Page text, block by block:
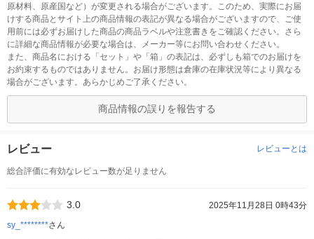
原材料、原産国など）が変更される場合がございます。このため、実際にお届
けする商品とサイト上の商品情報の表記が異なる場合がございますので、ご使
用前には必ずお届けした商品の商品ラベルや注意書きをご確認ください。さら
に詳細な商品情報が必要な場合は、メーカー等にお問い合わせください。
また、商品名における「セット」や「箱」の表記は、必ずしも箱でのお届けを
お約束するものではありません。お届け形態は倉庫の在庫状況等により異なる
場合がございます。あらかじめご了承ください。
商品情報の誤りを報告する
レビュー レビューとは
総合評価に有効なレビュー数が足りません
3.0
2025年11月28日 0時43分
sy_********さん